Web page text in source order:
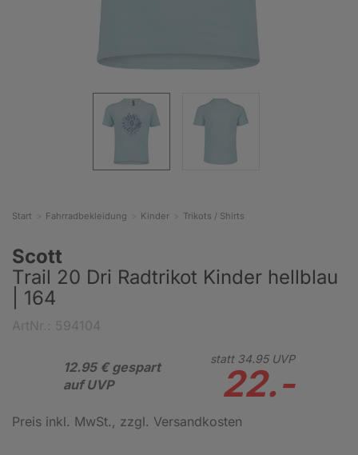
Start Fahrradbekleidung Kinder Trikots / Shirts
Scott
Trail 20 Dri Radtrikot Kinder hellblau
| 164
12.95 € gespart
auf UVP
statt 34.95UVP
22.-
Preis inkl. MwSt., zzgl. Versandkosten